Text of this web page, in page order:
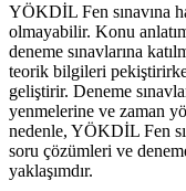
YÖKDİL Fen sınavına
olmayabilir. Konu
deneme sınavlarına
teorik bilgileri
geliştirir. Deneme
yenmelerine ve zaman
nedenle, YÖKDİL Fen
soru çözümleri ve
yaklaşımdır.